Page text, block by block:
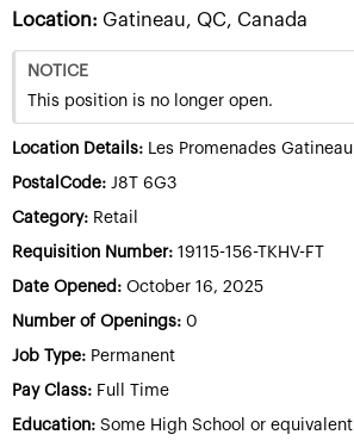
Location: Gatineau, QC, Canada
NOTICE
This position is no longer open.
Location Details: Les Promenades Gatineau
PostalCode: J8T 6G3
Category: Retail
Requisition Number: 19115-156-TKHV-FT
Date Opened: October 16, 2025
Number of Openings: 0
Job Type: Permanent
Pay Class: Full Time
Education: Some High School or equivalent